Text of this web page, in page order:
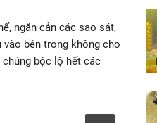
ngăn cản các sao sát,
bên trong không cho
chúng bộc lộ hết các